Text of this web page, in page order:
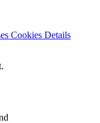
Cookies Details